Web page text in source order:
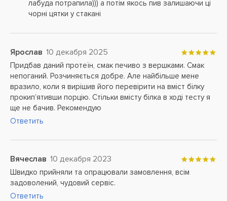
лабуда потрапила))) а потім якось пив залишаючи ці
чорні цятки у стакані
Ярослав 10 декабря 2025
Придбав даний протеїн, смак печиво з вершками. Смак
непоганий. Розчиняється добре. Але найбільше мене
вразило, коли я вирішив його перевірити на вміст білку
прокипʼятивши порцію. Стільки вмісту білка в ході тесту я
ще не бачив. Рекомендую
Ответить
Вячеслав 10 декабря 2023
Швидко прийняли та опрацювали замовлення, всім
задоволений, чудовий сервіс.
Ответить